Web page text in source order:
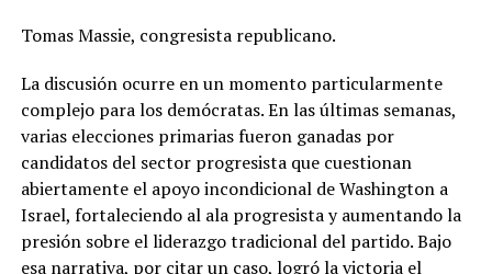
Tomas Massie, congresista republicano.
La discusión ocurre en un momento particularmente
complejo para los demócratas. En las últimas semanas,
varias elecciones primarias fueron ganadas por
candidatos del sector progresista que cuestionan
abiertamente el apoyo incondicional de Washington a
Israel, fortaleciendo al ala progresista y aumentando la
presión sobre el liderazgo tradicional del partido. Bajo
esa narrativa, por citar un caso, logró la victoria el